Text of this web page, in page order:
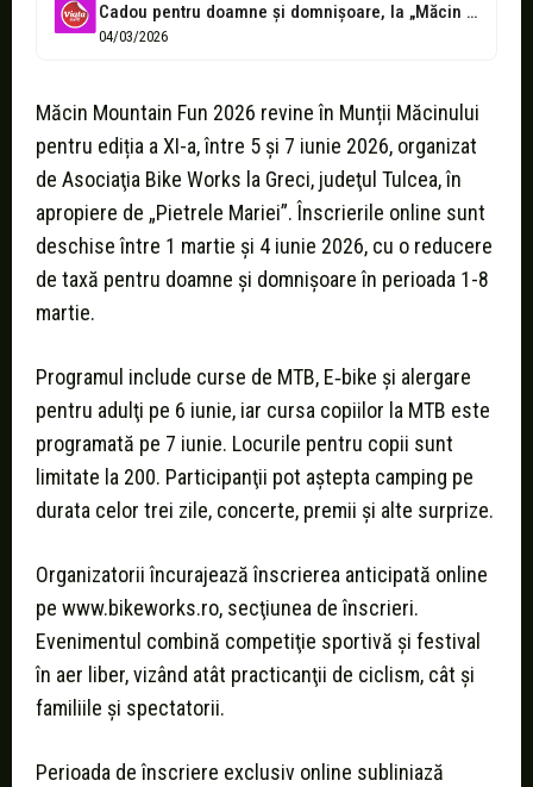
Cadou pentru doamne și domnișoare, la „Măcin Mountain Fun 2026”. Bicicleală peste...
04/03/2026
Măcin Mountain Fun 2026 revine în Munții Măcinului
pentru ediția a XI-a, între 5 și 7 iunie 2026, organizat
de Asociaţia Bike Works la Greci, judeţul Tulcea, în
apropiere de „Pietrele Mariei”. Înscrierile online sunt
deschise între 1 martie şi 4 iunie 2026, cu o reducere
de taxă pentru doamne şi domnişoare în perioada 1-8
martie.
Programul include curse de MTB, E‑bike şi alergare
pentru adulţi pe 6 iunie, iar cursa copiilor la MTB este
programată pe 7 iunie. Locurile pentru copii sunt
limitate la 200. Participanţii pot aştepta camping pe
durata celor trei zile, concerte, premii şi alte surprize.
Organizatorii încurajează înscrierea anticipată online
pe www.bikeworks.ro, secţiunea de înscrieri.
Evenimentul combină competiţie sportivă şi festival
în aer liber, vizând atât practicanţii de ciclism, cât şi
familiile şi spectatorii.
Perioada de înscriere exclusiv online subliniază